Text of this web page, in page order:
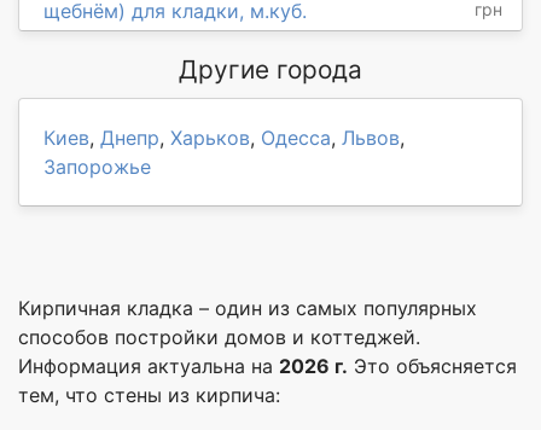
щебнём) для кладки, м.куб.
грн
Другие города
Киев, Днепр, Харьков, Одесса, Львов,
Запорожье
Кирпичная кладка – один из самых популярных
способов постройки домов и коттеджей.
Информация актуальна на 2026 г. Это объясняется
тем, что стены из кирпича: